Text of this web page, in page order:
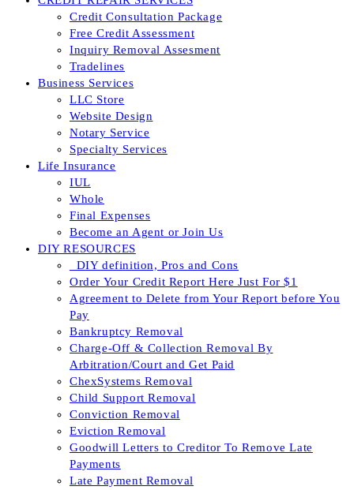
Credit Consultation Package
Free Credit Assessment
Inquiry Removal Assesment
Tradelines
Business Services
LLC Store
Website Design
Notary Service
Specialty Services
Life Insurance
IUL
Whole
Final Expenses
Become an Agent or Join Us
DIY RESOURCES
_DIY definition, Pros and Cons
Order Your Credit Report Here Just For $1
Agreement to Delete from Your Report before You
Pay
Bankruptcy Removal
Charge-Off & Collection Removal By
Arbitration/Court and Get Paid
ChexSystems Removal
Child Support Removal
Conviction Removal
Eviction Removal
Goodwill Letters to Creditor To Remove Late
Payments
Late Payment Removal